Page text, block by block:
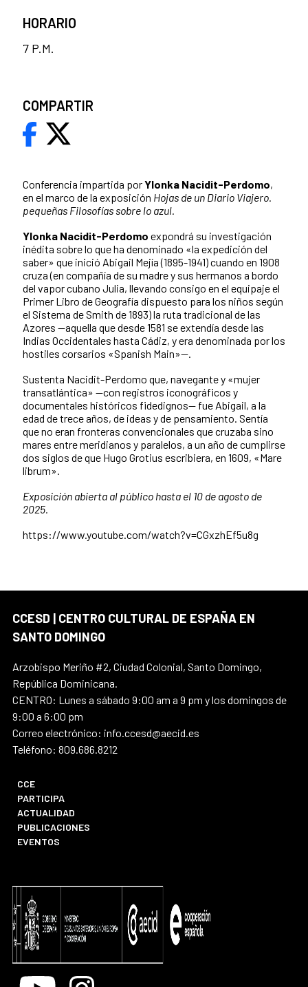
Conferencia impartida porYlonka Nacidit-Perdomo,
en el marco de la exposición Hojas de un Diario Viajero.
pequeñas Filosofías sobre lo azul.
Ylonka Nacidit-Perdomo expondrá su investigación
inédita sobre lo que ha denominado «la expedición del
saber» que inició Abigail Mejía (1895-1941) cuando en 1908
cruza (en compañía de su madre y sus hermanos a bordo
del vapor cubano Julia, llevando consigo en el equipaje el
Primer Libro de Geografía dispuesto para los niños según
el Sistema de Smith de 1893) la ruta tradicional de las
Azores —aquella que desde 1581 se extendía desde las
Indias Occidentales hasta Cádiz, y era denominada por los
hostiles corsarios «Spanish Main»—.
Sustenta Nacidit-Perdomo que, navegante y «mujer
transatlántica» —con registros iconográficos y
documentales históricos fidedignos— fue Abigail, a la
edad de trece años, de ideas y de pensamiento. Sentía
que no eran fronteras convencionales que cruzaba sino
mares entre meridianos y paralelos, a un año de cumplirse
dos siglos de que Hugo Grotius escribiera, en 1609, «Mare
librum».
Exposición abierta al público hasta el 10 de agosto de
2025.
https://www.youtube.com/watch?v=CGxzhEf5u8g
HORARIO
7 P.M.
COMPARTIR
CCESD | CENTRO CULTURAL DE ESPAÑA EN
SANTO DOMINGO
Arzobispo Meriño #2, Ciudad Colonial, Santo Domingo,
República Dominicana.
CENTRO: Lunes a sábado 9:00 am a 9 pm y los domingos de
9:00 a 6:00 pm
Correo electrónico: info.ccesd@aecid.es
Teléfono: 809.686.8212
CCE
PARTICIPA
ACTUALIDAD
PUBLICACIONES
EVENTOS